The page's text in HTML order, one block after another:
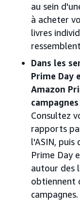
au sein
à acheter
livres
Dans les
Prime Day
Amazon
Consultez
rapports
l'ASIN, puis
Prime Day
autour des
obtiennent
campagnes.